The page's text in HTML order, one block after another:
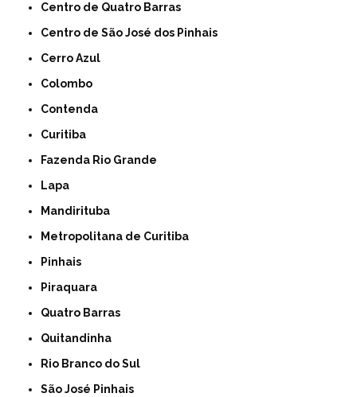
Centro de Quatro Barras
Centro de São José dos Pinhais
Cerro Azul
Colombo
Contenda
Curitiba
Fazenda Rio Grande
Lapa
Mandirituba
Metropolitana de Curitiba
Pinhais
Piraquara
Quatro Barras
Quitandinha
Rio Branco do Sul
São José Pinhais